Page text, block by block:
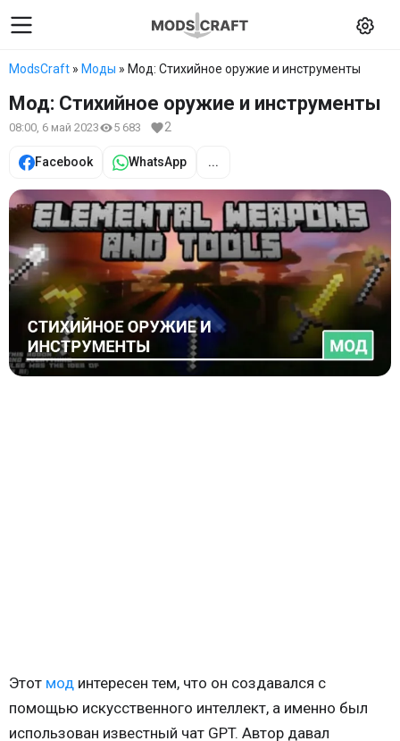
ModsCraft » Моды » Мод: Стихийное оружие и инструменты
Мод: Стихийное оружие и инструменты
08:00, 6 май 2023 5 683 2
Facebook WhatsApp ...
Этот мод интересен тем, что он создавался с
помощью искусственного интеллект, а именно был
использован известный чат GPT. Автор давал